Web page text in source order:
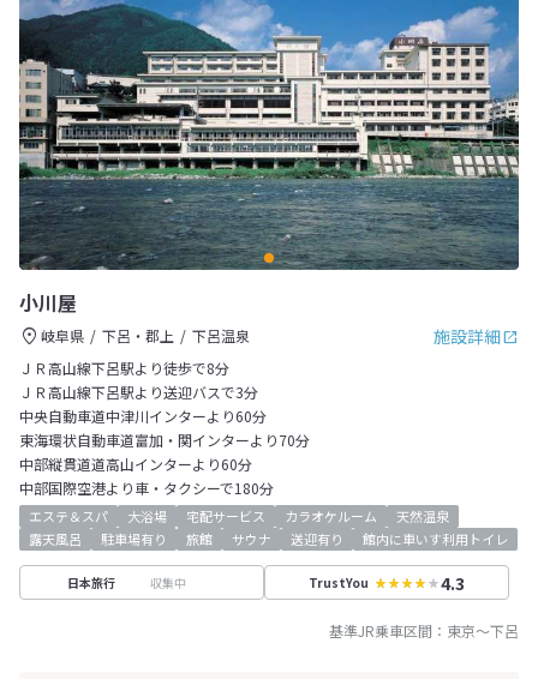
小川屋
施設詳細
岐阜県 下呂・郡上
下呂温泉
ＪＲ高山線下呂駅より徒歩で8分
ＪＲ高山線下呂駅より送迎バスで3分
中央自動車道中津川インターより60分
東海環状自動車道富加・関インターより70分
中部縦貫道道高山インターより60分
中部国際空港より車・タクシーで180分
エステ＆スパ 大浴場 宅配サービス カラオケルーム
天然温泉
露天風呂
駐車場有り 旅館 サウナ 送迎有り 館内に車いす利用トイレ
日本旅行 収集中 TrustYou 4.3
基準JR乗車区間： 東京～下呂